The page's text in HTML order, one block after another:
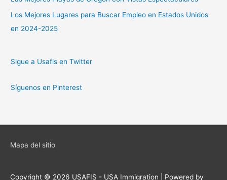
Los Mejores Lugares para Buscar Empleo en Estados Unidos
en 2024-2025
Sigue a Usafis en Twitter
Síguenos en Pinterest
Mapa del sitio
Copyright © 2026 USAFIS - USA Immigration | Powered by